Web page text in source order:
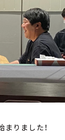
りました！